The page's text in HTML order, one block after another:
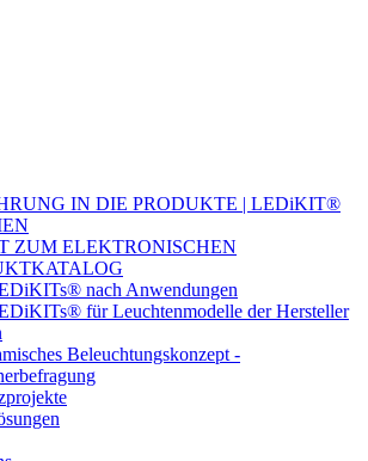
IN DIE PRODUKTE | LEDiKIT®
ZUM ELEKTRONISCHEN
nach Anwendungen
für Leuchtenmodelle der Hersteller
Beleuchtungskonzept -